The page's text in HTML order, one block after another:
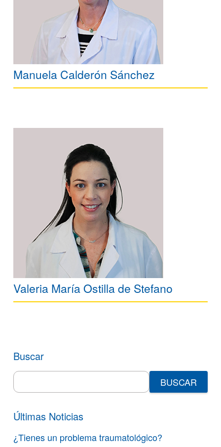
Manuela Calderón Sánchez
Valeria María Ostilla de Stefano
Buscar
Search
for:
Últimas Noticias
¿Tienes un problema traumatológico?